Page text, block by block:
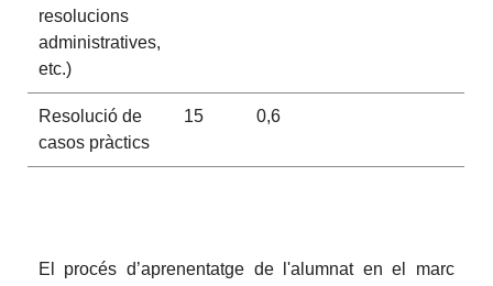
resolucions
administratives,
etc.)
Resolució de
casos pràctics
15 0,6
El procés d’aprenentatge de l'alumnat en el marc